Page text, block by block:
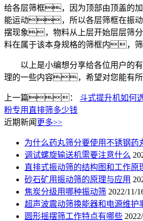
给各层筛框，因为顶部由顶盖的
能运动，所以各层筛框在振动
摆现象，物料从上层开始层层
料在属于该本身规格的筛框内，
以上是小编想分享给各位用户的有
理的一些内容，希望对您能有
上一篇： 斗式提升机如何
粉专用直排筛多少钱
近期新闻 更多>>
为什么药丸筛分要使用不锈钢药
调试螺旋输送机需要注意什么
直排式振动筛的结构图和工作原
砂石矿用振动筛的原理与应用
焦炭分级用哪种振动筛 2022/11/
超声波震动筛换能器和电源维护
圆形摇摆筛工作特点有哪些